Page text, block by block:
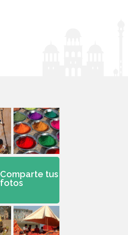
Comparte tus
fotos